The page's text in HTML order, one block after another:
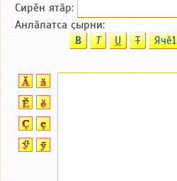
Сирӗн ятӑp:
Анлӑлатса ҫырни:
B T U T Ячӗ1